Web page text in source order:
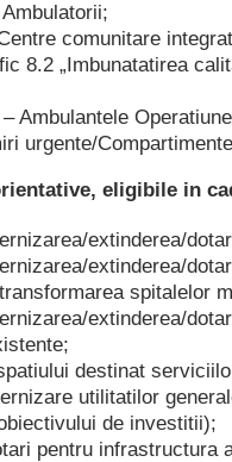
comunitare
8.2 „Imbunatatirea
Ambulantele
urgente/
eligibile in
extinderea/
extinderea/
spitalelor
extinderea/
destinat
utilitatilor
de investitii);
pentru infrastructura